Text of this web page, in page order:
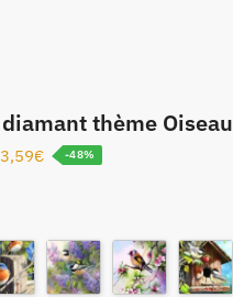
thème Oiseau
€ -48%